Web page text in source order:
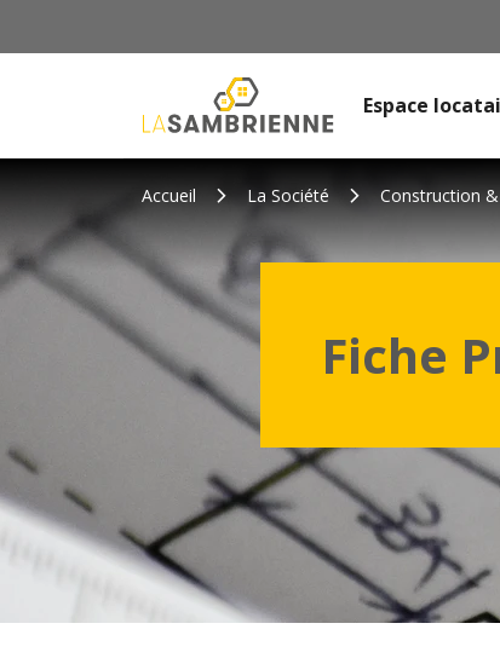
Espace
Accueil La Société Construction
Fiche